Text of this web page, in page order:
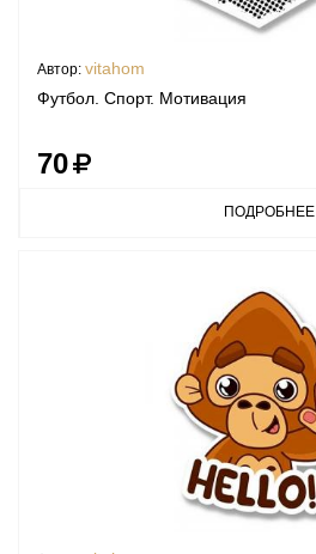
Автор: vitahom
Футбол. Спорт. Мотивация
70
ПОДРОБНЕЕ